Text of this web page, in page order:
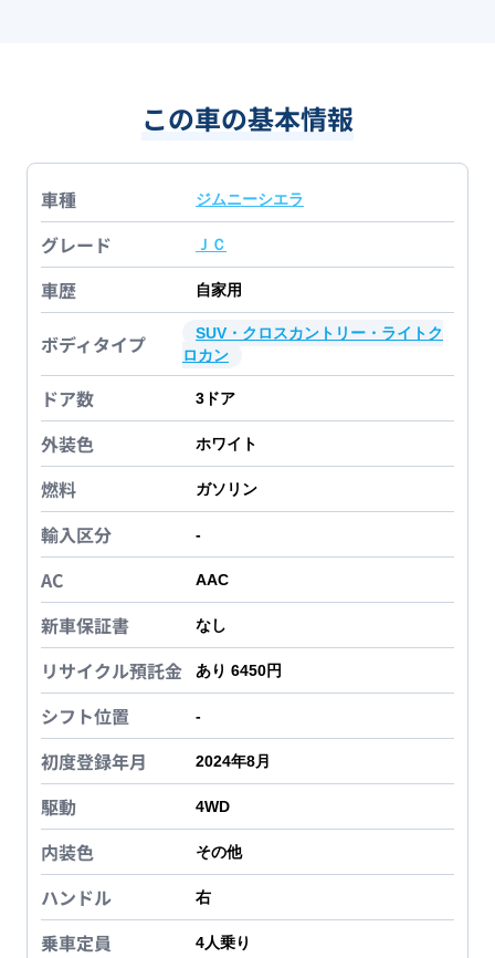
この車の基本情報
車種 ジムニーシエラ
グレード ＪＣ
車歴 自家用
ボディタイプ
SUV・クロスカントリー・ライトク
ロカン
ドア数 3 ドア
外装色 ホワイト
燃料 ガソリン
輸入区分 -
AC AAC
新車保証書 なし
リサイクル預託金 あり 6450円
シフト位置 -
初度登録年月 2024年8月
駆動 4WD
内装色 その他
ハンドル 右
乗車定員 4人乗り